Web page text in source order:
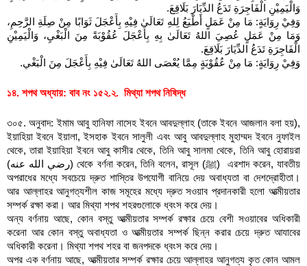
وَالْيَمِيْنِ الْفَاجِرَةِ تَدَعُ الدِّيَارَ بَلَاقِعَ.
الْفَاجِرَةِ تَدَعُ الدِّيَارَ بَلَاقِعَ.
وَفِيْ رِوَايَةٍ: مَا مِنْ عُقُوْبَةٍ مِمَّا يُعْصَى اللهُ تَعَالَىٰ فِيْهِ بِأَعْجَلَ مِنَ الْبَغْي.
১৪. শপথ অধ্যায়: বাব নং ১৫২.২.  মিথ্যা শপথ নিষিদ্ধ
৩০৫. অনুবাদ: ইমাম আবু হানিফা নাসেহ ইবনে আবদুল্লাহ (তাকে ইবনে আজলান বলা হয়),
ইয়াহিয়া ইবনে ইয়ালা, ইসহাক ইবনে সালুলী এবং আবু আবদুল্লাহ মুহাম্মদ ইবনে নুফাইল
থেকে, তারা ইয়াহিয়া ইবনে আবু কাসীর থেকে, তিনি আবু সালমা থেকে, তিনি আবু হোরায়রা
(رضي الله عنه) থেকে বর্ণনা করেন, তিনি বলেন, রাসূল (ﷺ)  এরশাদ করেন, যাবতীয়
অপরাধের মধ্যে সবচেয়ে দ্রুত শাস্তির উপযোগী বানিয়ে দেয় অবাধ্যতা বা দেশদ্রোহীতা।
আর আল্লাহর আনুগত্যশীল কাজ সমূহের মধ্যে দ্রুত সওয়াব প্রদানকারী হলো আত্মীয়তার
সম্পর্ক রক্ষা করা। আর মিথ্যা শপথ শহরগুলোকে ধ্বংস করে দেয়।
অন্য বর্ণনায় আছে, কোন বস্তু আত্মীয়তার সম্পর্ক রক্ষার চেয়ে বেশী সওয়াবের অধিকারী
করেনা আর কোন বস্তু অবাধ্যতা ও আত্মীয়তার সম্পর্ক ছিন্ন করার চেয়ে দ্রুত আযাবের
অধিকারী করেনা। মিথ্যা শপথ শহর বা জনপদকে ধ্বংস করে দেয়।
অপর এক বর্ণনায় আছে, আত্মীয়তার সম্পর্ক রক্ষার চেয়ে আল্লাহর আনুগত্য কৃত কোন আমল